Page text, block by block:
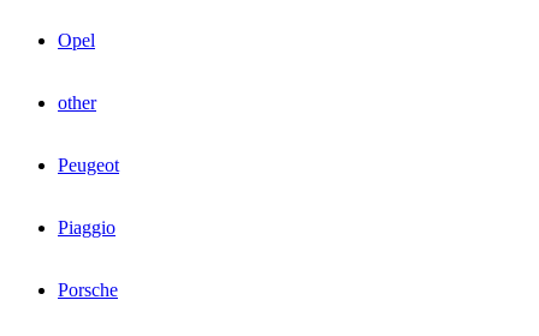
Opel
other
Peugeot
Piaggio
Porsche